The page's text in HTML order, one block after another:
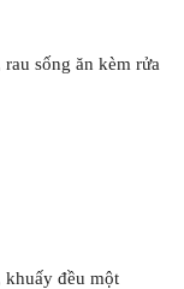
sống ăn kèm rửa
khuấy đều một